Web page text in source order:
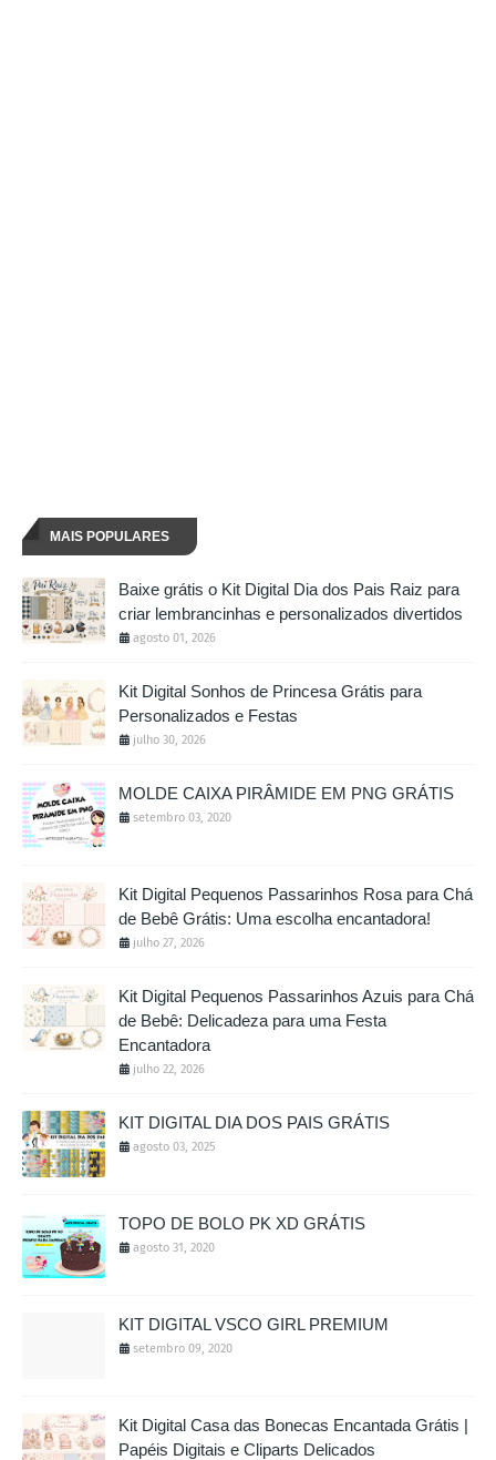
MAIS POPULARES
Baixe grátis o Kit Digital Dia dos Pais Raiz para
criar lembrancinhas e personalizados divertidos
agosto 01, 2026
Kit Digital Sonhos de Princesa Grátis para
Personalizados e Festas
julho 30, 2026
MOLDE CAIXA PIRÂMIDE EM PNG GRÁTIS
setembro 03, 2020
Kit Digital Pequenos Passarinhos Rosa para Chá
de Bebê Grátis: Uma escolha encantadora!
julho 27, 2026
Kit Digital Pequenos Passarinhos Azuis para Chá
de Bebê: Delicadeza para uma Festa
Encantadora
julho 22, 2026
KIT DIGITAL DIA DOS PAIS GRÁTIS
agosto 03, 2025
TOPO DE BOLO PK XD GRÁTIS
agosto 31, 2020
KIT DIGITAL VSCO GIRL PREMIUM
setembro 09, 2020
Kit Digital Casa das Bonecas Encantada Grátis |
Papéis Digitais e Cliparts Delicados